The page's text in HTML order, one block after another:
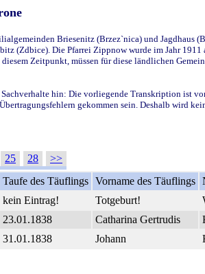
Briesenitz (Brzez`nica) und Jagdhaus
(Zdbice). Die Pfarrei Zippnow wurde im Jahr
Zeitpunkt, müssen für diese ländlichen
hin: Die vorliegende Transkription ist
gekommen sein. Deshalb wird
25 28
>>
Taufe des Täuflings Vorname des Täuflings
kein Eintrag! Totgeburt!
23.01.1838 Catharina Gertrudis
31.01.1838 Johann